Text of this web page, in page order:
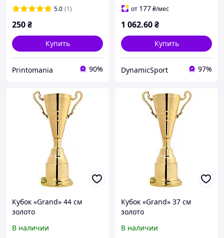
5.0 (1)
250₴
Купить
Printomania 90%
от 177₴/мес
1 062.60₴
Купить
DynamicSport 97%
Кубок «Grand» 44 см
золото
В наличии
Кубок «Grand» 37 см
золото
В наличии